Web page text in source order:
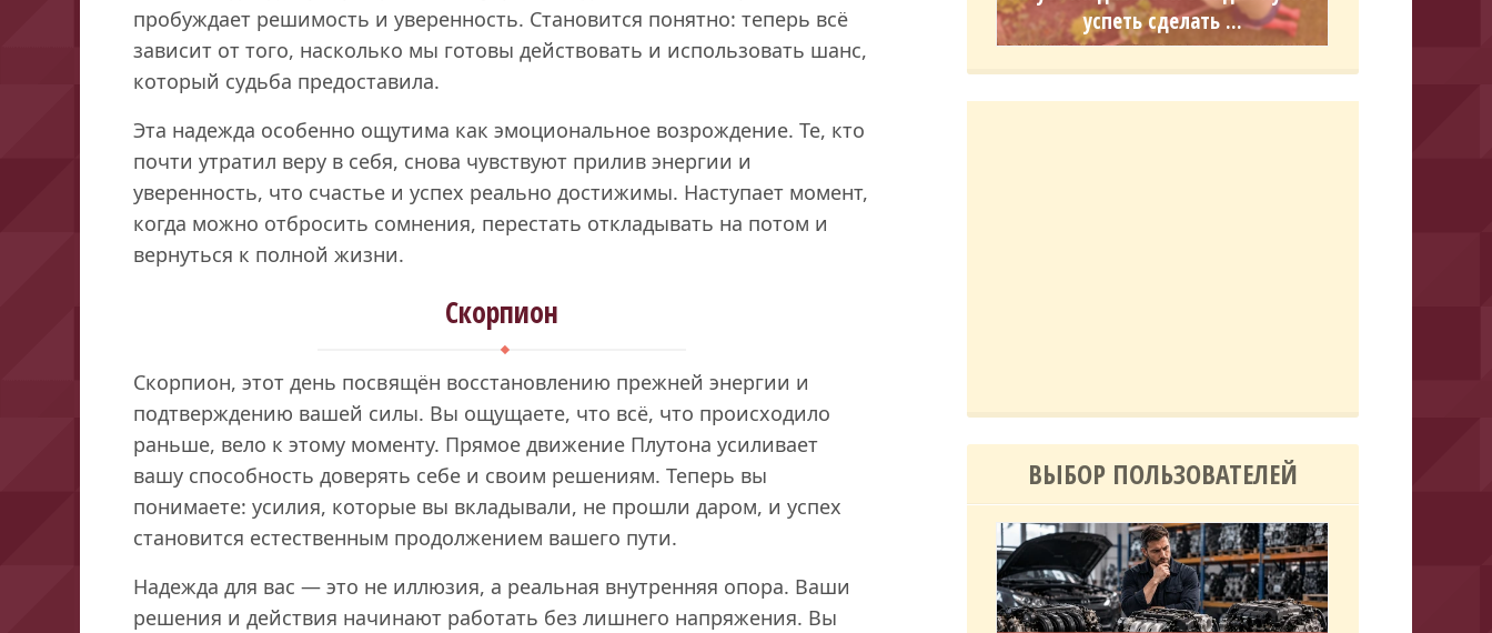
пробуждает решимость и уверенность. Становится понятно: теперь всё
зависит от того, насколько мы готовы действовать и использовать шанс,
который судьба предоставила.
Эта надежда особенно ощутима как эмоциональное возрождение. Те, кто
почти утратил веру в себя, снова чувствуют прилив энергии и
уверенность, что счастье и успех реально достижимы. Наступает момент,
когда можно отбросить сомнения, перестать откладывать на потом и
вернуться к полной жизни.
Скорпион
Скорпион, этот день посвящён восстановлению прежней энергии и
подтверждению вашей силы. Вы ощущаете, что всё, что происходило
раньше, вело к этому моменту. Прямое движение Плутона усиливает
вашу способность доверять себе и своим решениям. Теперь вы
понимаете: усилия, которые вы вкладывали, не прошли даром, и успех
становится естественным продолжением вашего пути.
Надежда для вас — это не иллюзия, а реальная внутренняя опора. Ваши
решения и действия начинают работать без лишнего напряжения. Вы
успеть сделать ...
ВЫБОР ПОЛЬЗОВАТЕЛЕЙ